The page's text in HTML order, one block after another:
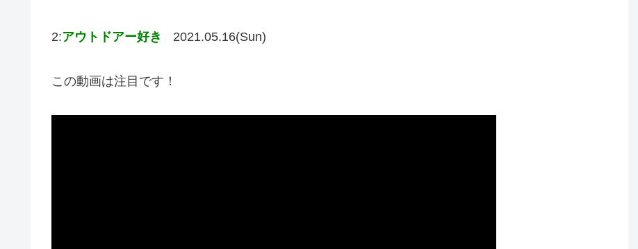
2:アウトドアー好き 2021.05.16(Sun)
この動画は注目です！